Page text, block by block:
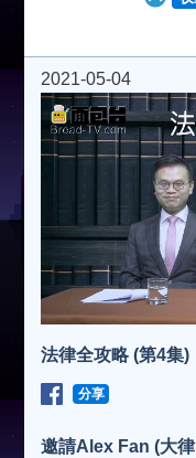
2021-05-04
法律全攻略 (第4集)
分享
邀請Alex Fan (大